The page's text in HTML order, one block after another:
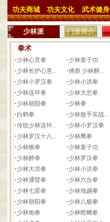
功夫商城 功夫文化 武术健身
少林派 门派简介
拳术
· 少林心意拳 · 少林童子功
· 少林长护心意... ·傅彪 少林醉...
· 少林小罗汉拳 · 少林小洪拳
· 少林连环拳 · 少林大悲拳
· 少林朝阳拳 · 少林拳
· 白鹤拳 · 少林散手实战...
·传统少林连环... · 少林小罗汉拳
· 少林罗汉十八... · 少林鹰拳
· 少林猴拳 · 少林童子功.
· 少林醉拳 · 少林罗汉拳
· 少林大洪拳 · 少林小洪拳
· 少林通臂拳 · 少林六合拳
· 少林七星拳 · 少林地趟拳
· 少林朝阳拳 · 少林八极拳
· 少林炮拳 · 少林螳螂拳